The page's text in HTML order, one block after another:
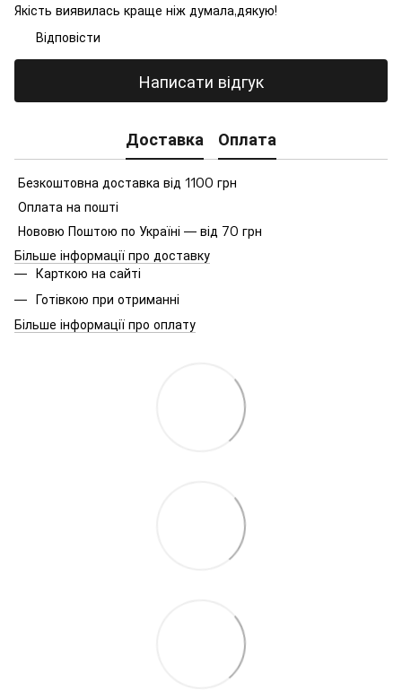
Якість виявилась краще ніж думала,дякую!
Відповісти
Написати відгук
Доставка Оплата
Безкоштовна доставка від 1100 грн
Оплата на пошті
Нововю Поштою по Україні — від 70 грн
Більше інформації про доставку
Карткою на сайті
Готівкою при отриманні
Більше інформації про оплату